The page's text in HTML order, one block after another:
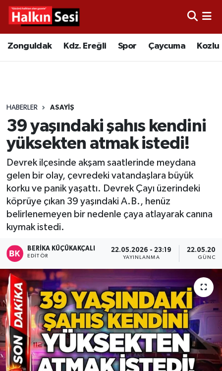
Zonguldak Kdz. Ereğli Spor Çaycuma Kozlu
HABERLER ASAYIŞ
39 yaşındaki şahıs kendini
yüksekten atmak istedi!
Devrek ilçesinde akşam saatlerinde meydana
gelen bir olay, çevredeki vatandaşlara büyük
korku ve panik yaşattı. Devrek Çayı üzerindeki
köprüye çıkan 39 yaşındaki A.B., henüz
belirlenemeyen bir nedenle çaya atlayarak canına
kıymak istedi.
BERIKA KÜÇÜKAKÇALI
EDITÖR
22.05.2026 - 23:19
YAYINLANMA
Video
Çaycuma
Alaplı
Asayiş
Bartın
Karabük
ÇEVRE
BİLİM VE TEKNOLOJİ
DUNYA
Düzce
Merkez Hava Durumu
Süper Lig Puan Durumu ve Fikstür
Tüm Manşetler
Son Dakika Haberleri
Haber Arşivi